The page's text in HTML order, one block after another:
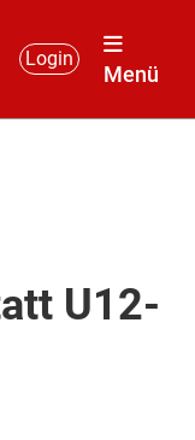
Login
Menü
U12-